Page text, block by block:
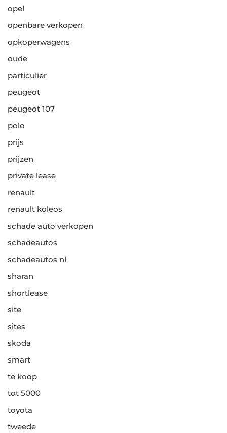
opel
openbare verkopen
opkoperwagens
oude
particulier
peugeot
peugeot 107
polo
prijs
prijzen
private lease
renault
renault koleos
schade auto verkopen
schadeautos
schadeautos nl
sharan
shortlease
site
sites
skoda
smart
te koop
tot 5000
toyota
tweede